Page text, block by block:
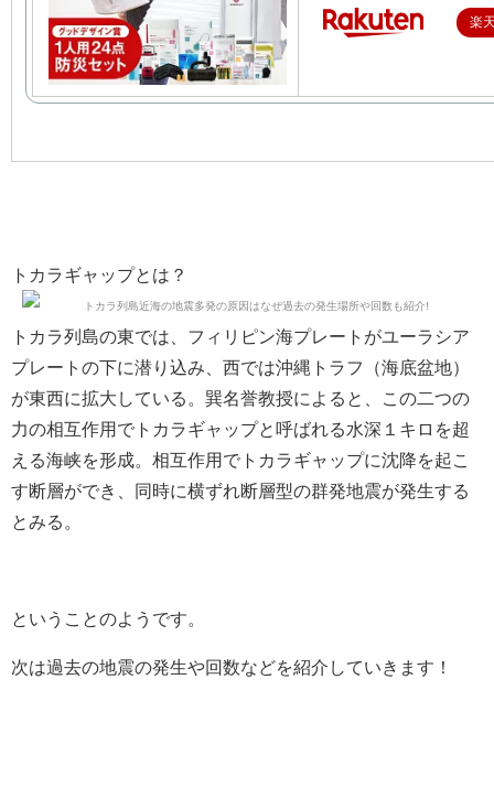
楽
トカラギャップとは？
トカラ列島の東では、フィリピン海プレートがユーラシア
プレートの下に潜り込み、西では沖縄トラフ（海底盆地）
が東西に拡大している。巽名誉教授によると、この二つの
力の相互作用でトカラギャップと呼ばれる水深１キロを超
える海峡を形成。相互作用でトカラギャップに沈降を起こ
す断層ができ、同時に横ずれ断層型の群発地震が発生する
とみる。
ということのようです。
次は過去の地震の発生や回数などを紹介していきます！